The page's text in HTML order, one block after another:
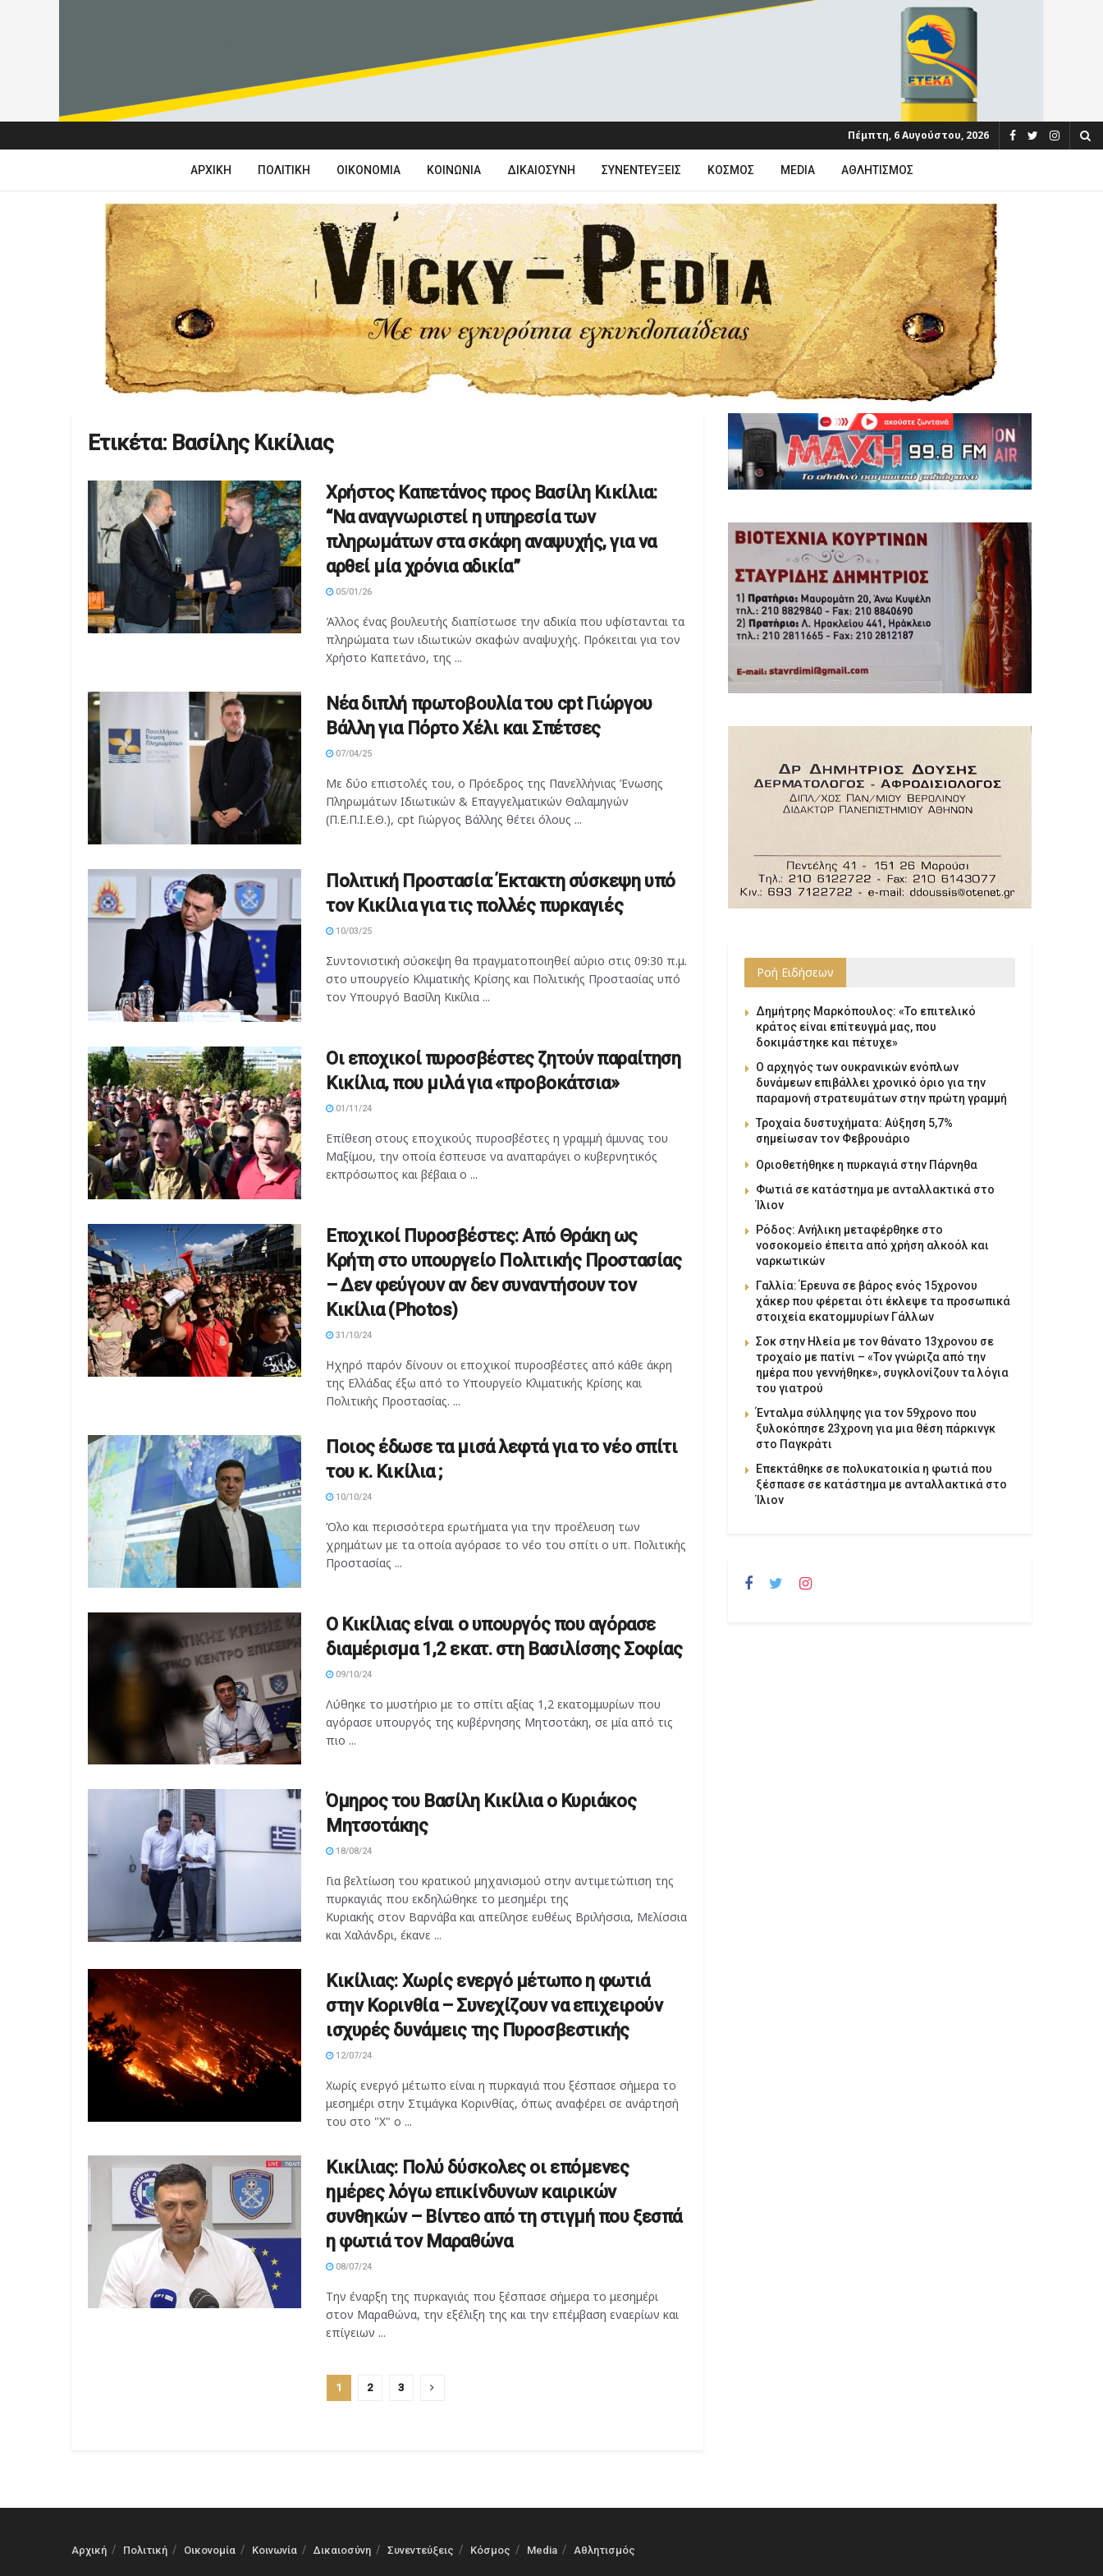
Πέμπτη, 6 Αυγούστου, 2026
ΑΡΧΙΚΉ ΠΟΛΙΤΙΚΉ ΟΙΚΟΝΟΜΊΑ ΚΟΙΝΩΝΊΑ ΔΙΚΑΙΟΣΎΝΗ ΣΥΝΕΝΤΕΎΞΕΙΣ ΚΌΣΜΟΣ MEDIA ΑΘΛΗΤΙΣΜΌΣ
Ετικέτα: Βασίλης Κικίλιας
Χρήστος Καπετάνος προς Βασίλη Κικίλια:
“Να αναγνωριστεί η υπηρεσία των
πληρωμάτων στα σκάφη αναψυχής, για να
αρθεί μία χρόνια αδικία”
05/01/26
Άλλος ένας βουλευτής διαπίστωσε την αδικία που υφίστανται τα
πληρώματα των ιδιωτικών σκαφών αναψυχής. Πρόκειται για τον
Χρήστο Καπετάνο, της ...
Νέα διπλή πρωτοβουλία του cpt Γιώργου
Βάλλη για Πόρτο Χέλι και Σπέτσες
07/04/25
Με δύο επιστολές του, ο Πρόεδρος της Πανελλήνιας Ένωσης
Πληρωμάτων Ιδιωτικών & Επαγγελματικών Θαλαμηγών
(Π.Ε.Π.Ι.Ε.Θ.), cpt Γιώργος Βάλλης θέτει όλους ...
Πολιτική Προστασία: Έκτακτη σύσκεψη υπό
τον Κικίλια για τις πολλές πυρκαγιές
10/03/25
Συντονιστική σύσκεψη θα πραγματοποιηθεί αύριο στις 09:30 π.μ.
στο υπουργείο Κλιματικής Κρίσης και Πολιτικής Προστασίας υπό
τον Υπουργό Βασίλη Κικίλια ...
Οι εποχικοί πυροσβέστες ζητούν παραίτηση
Κικίλια, που μιλά για «προβοκάτσια»
01/11/24
Επίθεση στους εποχικούς πυροσβέστες η γραμμή άμυνας του
Μαξίμου, την οποία έσπευσε να αναπαράγει ο κυβερνητικός
εκπρόσωπος και βέβαια ο ...
Εποχικοί Πυροσβέστες: Από Θράκη ως
Κρήτη στο υπουργείο Πολιτικής Προστασίας
– Δεν φεύγουν αν δεν συναντήσουν τον
Κικίλια (Photos)
31/10/24
Ηχηρό παρόν δίνουν οι εποχικοί πυροσβέστες από κάθε άκρη
της Ελλάδας έξω από το Υπουργείο Κλιματικής Κρίσης και
Πολιτικής Προστασίας. ...
Ποιος έδωσε τα μισά λεφτά για το νέο σπίτι
του κ. Κικίλια ;
10/10/24
Όλο και περισσότερα ερωτήματα για την προέλευση των
χρημάτων με τα οποία αγόρασε το νέο του σπίτι ο υπ. Πολιτικής
Προστασίας ...
Ο Κικίλιας είναι ο υπουργός που αγόρασε
διαμέρισμα 1,2 εκατ. στη Βασιλίσσης Σοφίας
09/10/24
Λύθηκε το μυστήριο με το σπίτι αξίας 1,2 εκατομμυρίων που
αγόρασε υπουργός της κυβέρνησης Μητσοτάκη, σε μία από τις
πιο ...
Όμηρος του Βασίλη Κικίλια ο Κυριάκος
Μητσοτάκης
18/08/24
Για βελτίωση του κρατικού μηχανισμού στην αντιμετώπιση της
πυρκαγιάς που εκδηλώθηκε το μεσημέρι της
Κυριακής στον Βαρνάβα και απείλησε ευθέως Βριλήσσια, Μελίσσια
και Χαλάνδρι, έκανε ...
Κικίλιας: Χωρίς ενεργό μέτωπο η φωτιά
στην Κορινθία – Συνεχίζουν να επιχειρούν
ισχυρές δυνάμεις της Πυροσβεστικής
12/07/24
Χωρίς ενεργό μέτωπο είναι η πυρκαγιά που ξέσπασε σήμερα το
μεσημέρι στην Στιμάγκα Κορινθίας, όπως αναφέρει σε ανάρτησή
του στο "X" ο ...
Κικίλιας: Πολύ δύσκολες οι επόμενες
ημέρες λόγω επικίνδυνων καιρικών
συνθηκών – Βίντεο από τη στιγμή που ξεσπά
η φωτιά τον Μαραθώνα
08/07/24
Την έναρξη της πυρκαγιάς που ξέσπασε σήμερα το μεσημέρι
στον Μαραθώνα, την εξέλιξη της και την επέμβαση εναερίων και
επίγειων ...
1 2 3
Ροή Ειδήσεων
Δημήτρης Μαρκόπουλος: «Το επιτελικό
κράτος είναι επίτευγμά μας, που
δοκιμάστηκε και πέτυχε»
Ο αρχηγός των ουκρανικών ενόπλων
δυνάμεων επιβάλλει χρονικό όριο για την
παραμονή στρατευμάτων στην πρώτη γραμμή
Τροχαία δυστυχήματα: Αύξηση 5,7%
σημείωσαν τον Φεβρουάριο
Οριοθετήθηκε η πυρκαγιά στην Πάρνηθα
Φωτιά σε κατάστημα με ανταλλακτικά στο
Ίλιον
Ρόδος: Ανήλικη μεταφέρθηκε στο
νοσοκομείο έπειτα από χρήση αλκοόλ και
ναρκωτικών
Γαλλία: Έρευνα σε βάρος ενός 15χρονου
χάκερ που φέρεται ότι έκλεψε τα προσωπικά
στοιχεία εκατομμυρίων Γάλλων
Σοκ στην Ηλεία με τον θάνατο 13χρονου σε
τροχαίο με πατίνι – «Τον γνώριζα από την
ημέρα που γεννήθηκε», συγκλονίζουν τα λόγια
του γιατρού
Ένταλμα σύλληψης για τον 59χρονο που
ξυλοκόπησε 23χρονη για μια θέση πάρκινγκ
στο Παγκράτι
Επεκτάθηκε σε πολυκατοικία η φωτιά που
ξέσπασε σε κατάστημα με ανταλλακτικά στο
Ίλιον
Αρχική Πολιτική Οικονομία Κοινωνία Δικαιοσύνη Συνεντεύξεις Κόσμος Media Αθλητισμός